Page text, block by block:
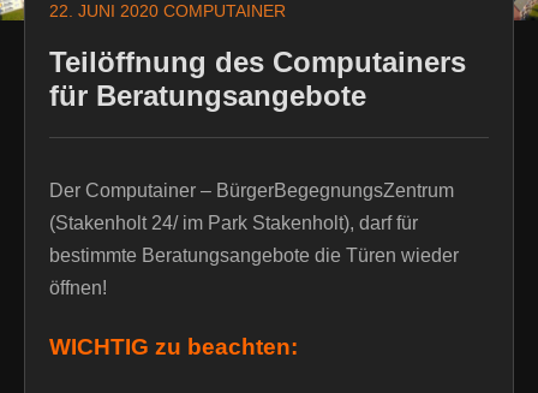
22. JUNI 2020 COMPUTAINER
Teilöffnung des Computainers
für Beratungsangebote
Der Computainer – BürgerBegegnungsZentrum
(Stakenholt 24/ im Park Stakenholt), darf für
bestimmte Beratungsangebote die Türen wieder
öffnen!
WICHTIG zu beachten: